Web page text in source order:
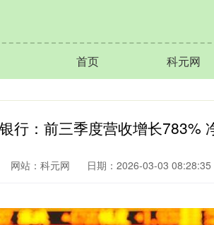
首页 科元网
行：前三季度营收增长783%
网站：科元网 日期：2026-03-03 08:28:35